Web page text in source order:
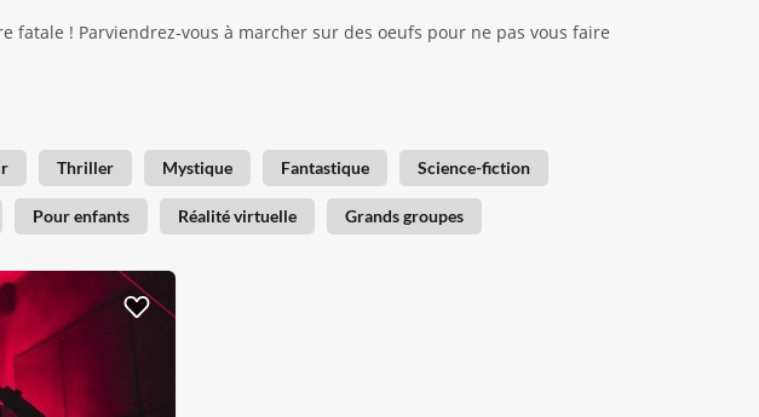
! Parviendrez-vous à marcher sur des oeufs pour ne pas vous faire
Thriller Mystique Fantastique Science-fiction
Pour enfants Réalité virtuelle Grands groupes